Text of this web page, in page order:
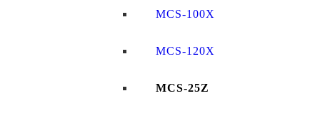
MCS-100X
MCS-120X
MCS-25Z